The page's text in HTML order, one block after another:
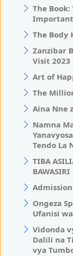
The Book:
The Body
Zanzibar
Visit 2023
Art of
The
Aina Nne
Namna
Tendo La
TIBA
BAWASIRI
Ongeza
Ufanisi
Vidonda
Dalili na
vya